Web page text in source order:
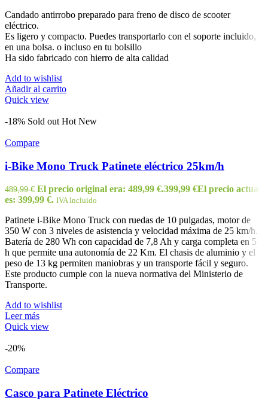
Candado antirrobo preparado para freno de disco de scooter
eléctrico.
Es ligero y compacto. Puedes transportarlo con el soporte incluido,
en una bolsa. o incluso en tu bolsillo
Ha sido fabricado con hierro de alta calidad
Add to wishlist
Añadir al carrito
Quick view
-18% Sold out Hot New
Compare
i-Bike Mono Truck Patinete eléctrico 25km/h
489,99€ El precio original era: 489,99 €.399,99 €El precio actual
es: 399,99 €. IVA Incluido
Patinete i-Bike Mono Truck con ruedas de 10 pulgadas, motor de
350 W con 3 niveles de asistencia y velocidad máxima de 25 km/h.
Batería de 280 Wh con capacidad de 7,8 Ah y carga completa en 5
h que permite una autonomía de 22 Km. El chasis de aluminio y el
peso de 13 kg permiten maniobras y un transporte fácil y seguro.
Este producto cumple con la nueva normativa del Ministerio de
Transporte.
Add to wishlist
Leer más
Quick view
-20%
Compare
Casco para Patinete Eléctrico